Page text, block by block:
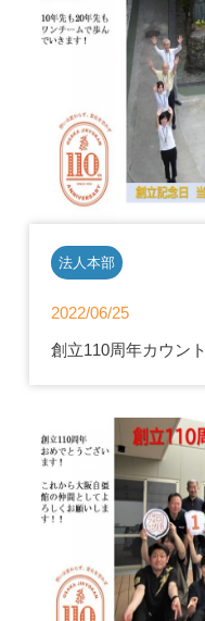
法人本部
2022/06/25
創立110周年カウン